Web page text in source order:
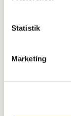
Statistik
Marketing